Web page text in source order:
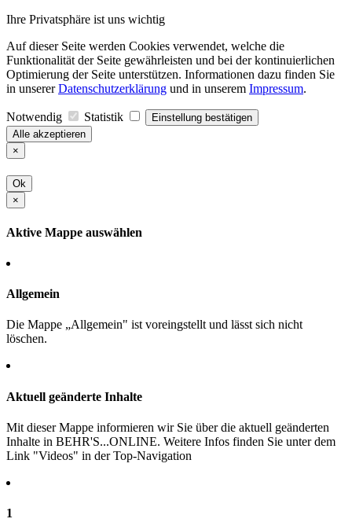
Ihre Privatsphäre ist uns wichtig
Auf dieser Seite werden Cookies verwendet, welche die
Funktionalität der Seite gewährleisten und bei der kontinuierlichen
Optimierung der Seite unterstützen. Informationen dazu finden Sie
in unsererDatenschutzerklärung und in unserem Impressum.
Notwendig Statistik
Einstellung bestätigen
Alle akzeptieren
×
Ok
×
Aktive Mappe auswählen
Allgemein
Die Mappe „Allgemein" ist voreingstellt und lässt sich nicht
löschen.
Aktuell geänderte Inhalte
Mit dieser Mappe informieren wir Sie über die aktuell geänderten
Inhalte in BEHR'S...ONLINE. Weitere Infos finden Sie unter dem
Link "Videos" in der Top-Navigation
1